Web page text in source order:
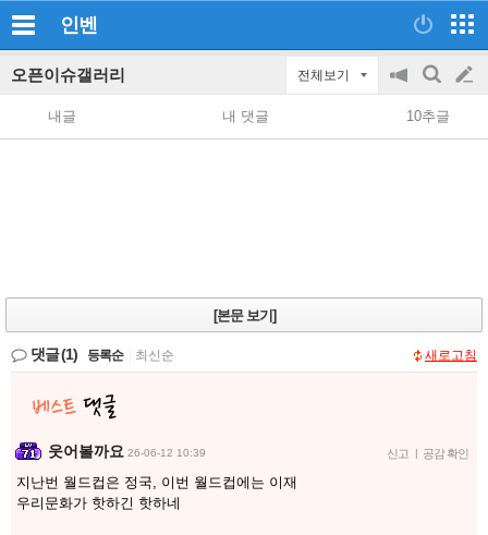
인벤
오픈이슈갤러리 전체보기
공
지
on/off
검
색
글
쓰
내글 내 댓글 10추글
[본문 보기]
댓글(1) 등록순 최신순 새로고침
웃어볼까요 26-06-12 10:39 신고 | 공감 확인
지난번 월드컵은 정국, 이번 월드컵에는 이재
우리문화가 핫하긴 핫하네